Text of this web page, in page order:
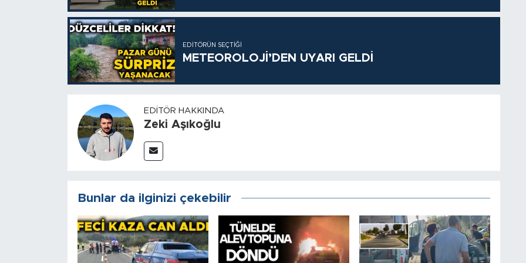
EDITÖRÜN SEÇTIĞI
METEOROLOJİ’DEN UYARI GELDİ
EDITÖR HAKKINDA
Zeki Aşıkoğlu
Bunlar da ilginizi çekebilir